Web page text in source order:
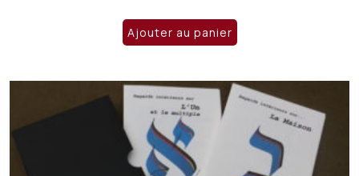
Ajouter au panier